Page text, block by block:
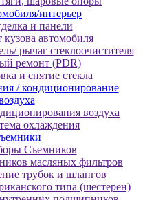
интерьер
и панели
кузова автомобиля
рычаг стеклоочистителя
ремонт (PDR)
и снятие стекла
/ кондиционирование
воздуха
охлаждения
Съемников
масляных фильтров
трубок и шлангов
типа (шестерен)